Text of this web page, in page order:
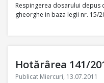
Respingerea dosarului depus
gheorghe in baza legii nr. 15/
Hotărârea 141/
Publicat Miercuri, 13.07.2011